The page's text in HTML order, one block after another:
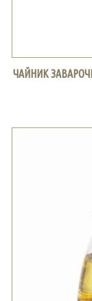
ЧАЙНИК